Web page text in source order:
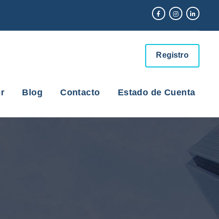
Registro
Blog Contacto Estado de Cuenta